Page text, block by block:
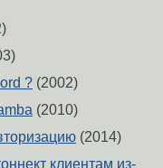
? (2002)
(2010)
(2014)
клиентам из-